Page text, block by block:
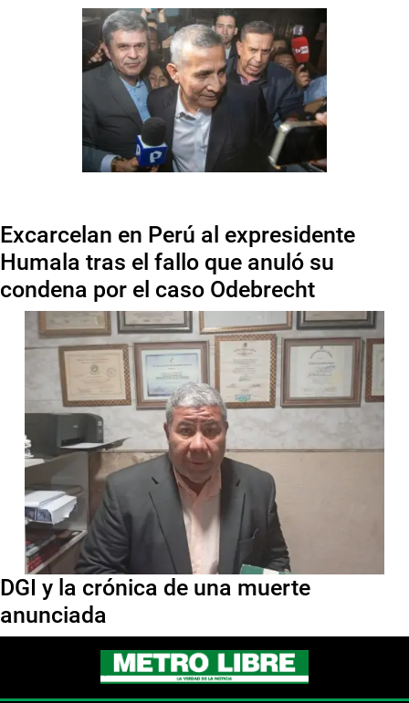
Excarcelan en Perú al expresidente
Humala tras el fallo que anuló su
condena por el caso Odebrecht
DGI y la crónica de una muerte
anunciada